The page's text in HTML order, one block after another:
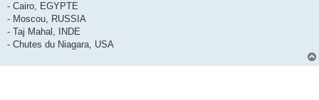
- Cairo, EGYPTE
- Moscou, RUSSIA
- Taj Mahal, INDE
- Chutes du Niagara, USA